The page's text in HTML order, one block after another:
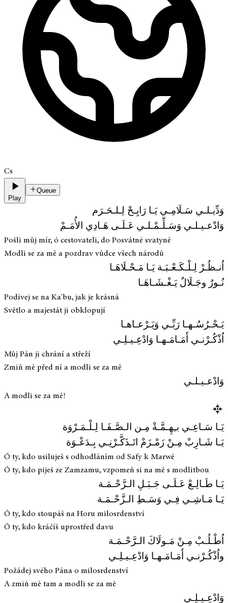
Cs
Play
Queue
وَدِّيـلـي سَـلَامِـي يَـا رَايِـحْ لِـلـحَـرَم
وَادْعـيـلـي وَسَـلِّـمْـلـي عَـلَـى هَـادِي الأُمَـمْ
Pošli můj mír, ó cestovateli, do Posvátné svatyně
Modli se za mě a pozdrav vůdce všech národů
اُنـظُـرْ لِـلْـكَـعْـبَـة يَـا مَـحْـلَاهَـا
نُـورٌ وجَـلَالٌ يَـغْـشَـاهَـا
Podívej se na Ka'bu, jak je krásná
Světlo a majestát ji obklopují
يَـحْـرُسُـهـا رَبِّـي وَيَـرْعـاهـا
اُذْكُـرْنـي أَمَـامَـهـا وَادْعِـيـلِـي
Můj Pán ji chrání a střeží
Zmiň mě před ní a modli se za mě
وَادْعـيـلـي
A modli se za mě!
يَـا سَـاعِـي بـِهِـمَّـةْ مِـن الـصَّـفَـا لِـلْـمَـرْوَة
يَـا شَـارِبْ مِـنْ زَمْـزَمْ اتَـذَكَّـرْنِـي بِـدَعْـوَة
Ó ty, kdo usiluješ s odhodláním od Safy k Marwě
Ó ty, kdo piješ ze Zamzamu, vzpomeň si na mě s modlitbou
يَـا طَـالِـعْ عَـلَـى جَـبَـلِ الـرَّحْـمَـة
يَـا مَـاشِـي فِـي وَسَـطِ الـزَّحْـمَـة
Ó ty, kdo stoupáš na Horu milosrdenství
Ó ty, kdo kráčíš uprostřed davu
اُطْـلُـبْ مِـنْ مَـولَاكَ الـرَّحْـمَـة
واُذْكُـرْنـي أَمَـامَـهـا وَادْعِـيـلِـي
Požádej svého Pána o milosrdenství
A zmiň mě tam a modli se za mě
وَادْعِـيـلِـي